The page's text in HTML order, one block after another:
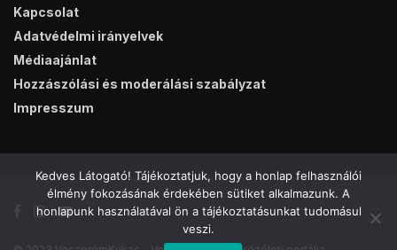
Kapcsolat
Adatvédelmi irányelvek
Médiaajánlat
Hozzászólási és moderálási szabályzat
Impresszum
Kedves Látogató! Tájékoztatjuk, hogy a honlap felhasználói
élmény fokozásának érdekében sütiket alkalmazunk. A
honlapunk használatával ön a tájékoztatásunkat tudomásul
veszi.